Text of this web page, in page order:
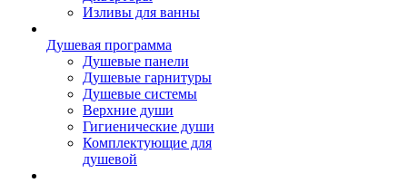
Изливы для ванны
Душевая программа
Душевые панели
Душевые гарнитуры
Душевые системы
Верхние души
Гигиенические души
Комплектующие для
душевой